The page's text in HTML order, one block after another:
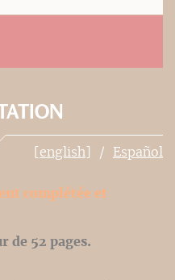
[english] Español
complétée et
de 52 pages.